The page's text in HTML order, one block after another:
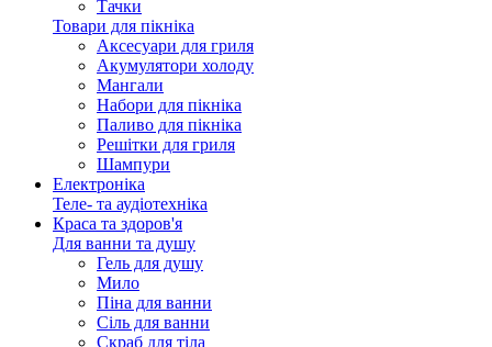
Тачки
Товари для пікніка
Аксесуари для гриля
Акумулятори холоду
Мангали
Набори для пікніка
Паливо для пікніка
Решітки для гриля
Шампури
Електроніка
Теле- та аудіотехніка
Краса та здоров'я
Для ванни та душу
Гель для душу
Мило
Піна для ванни
Сіль для ванни
Скраб для тіла